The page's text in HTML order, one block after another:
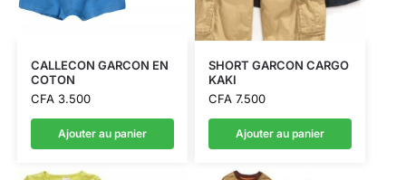
CALLECON GARCON EN
COTON
CFA3.500
Ajouter au panier
SHORT GARCON CARGO
KAKI
CFA7.500
Ajouter au panier